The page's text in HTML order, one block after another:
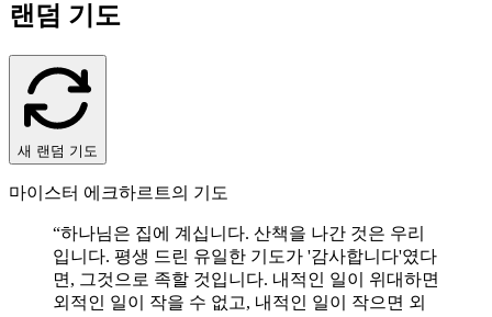
랜덤 기도
새 랜덤 기도
마이스터 에크하르트의 기도
“하나님은 집에 계십니다. 산책을 나간 것은 우리
입니다. 평생 드린 유일한 기도가 '감사합니다'였다
면, 그것으로 족할 것입니다. 내적인 일이 위대하면
외적인 일이 작을 수 없고, 내적인 일이 작으면 외